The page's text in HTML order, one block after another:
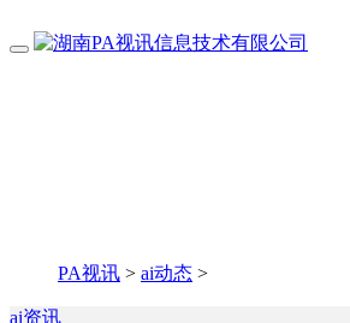
PA视讯 > ai动态 >
ai资讯